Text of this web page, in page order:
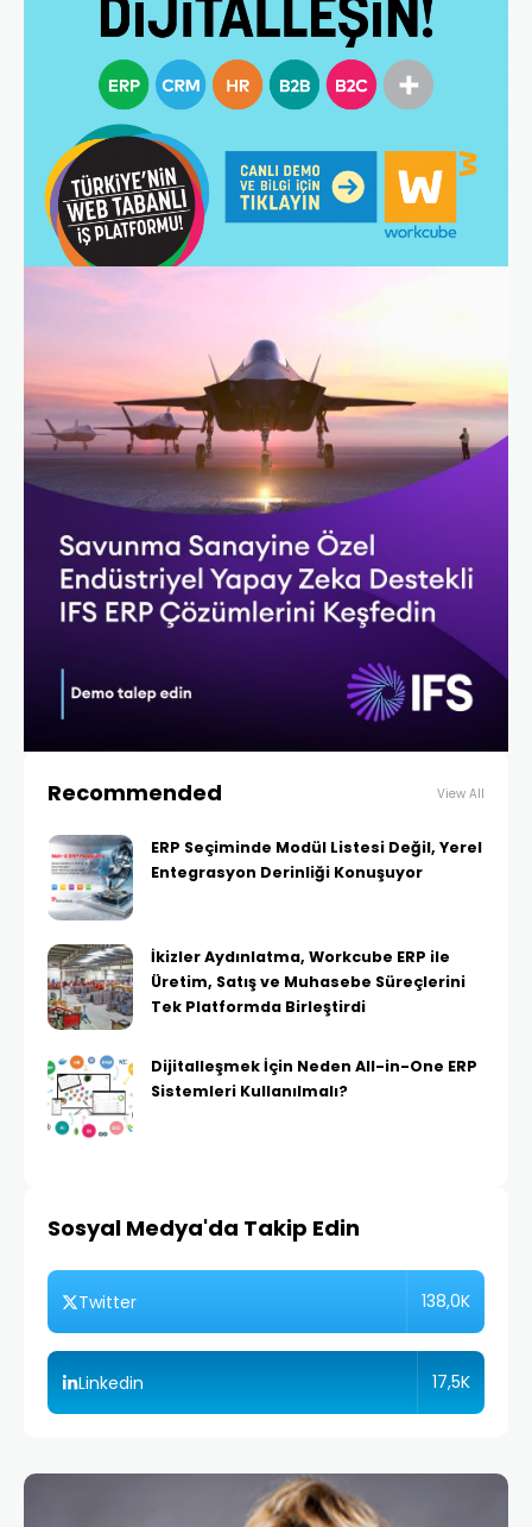
Recommended View All
ERP Seçiminde Modül Listesi Değil, Yerel
Entegrasyon Derinliği Konuşuyor
İkizler Aydınlatma, Workcube ERP ile
Üretim, Satış ve Muhasebe Süreçlerini
Tek Platformda Birleştirdi
Dijitalleşmek İçin Neden All-in-One ERP
Sistemleri Kullanılmalı?
Sosyal Medya'da Takip Edin
Twitter 138,0K
Linkedin 17,5K